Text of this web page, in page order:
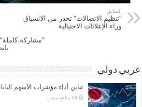
السابق
"تنظيم الاتصالات" تحذر من الانسياق
وراء الإعلانات الاحتيالية
"مشاركة
عربي دولي
تباين أداء مؤشرات الأسهم